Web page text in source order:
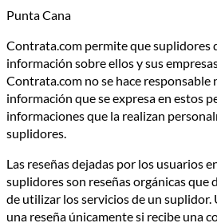
Punta Cana
Contrata.com permite que suplidores
información sobre ellos y sus
Contrata.com no se hace responsable
información que se expresa en estos
informaciones que la realizan
suplidores.
Las reseñas dejadas por los usuarios
suplidores son reseñas orgánicas que
de utilizar los servicios de un suplidor.
una reseña únicamente si recibe una